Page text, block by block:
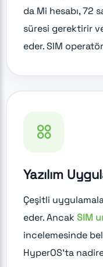
da Mi hesabı, 72
süresi gerektirir
eder. SIM
Yazılım
Çeşitli
eder. Ancak SIM
incelemesinde
HyperOS'ta